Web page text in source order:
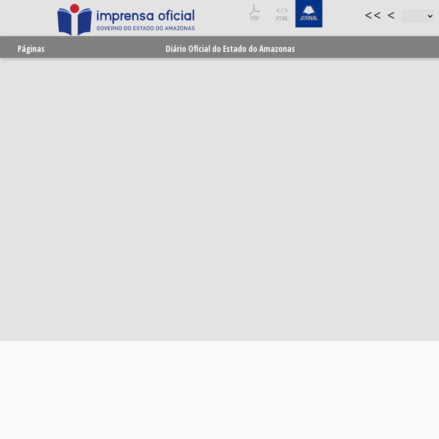
<< <
Páginas Diário Oficial do Estado do Amazonas